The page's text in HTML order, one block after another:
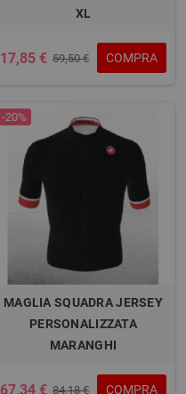
XL
17,85 € 59,50 € COMPRA
-20%
MAGLIA SQUADRA JERSEY
PERSONALIZZATA
MARANGHI
67,34 € 84,18 € COMPRA